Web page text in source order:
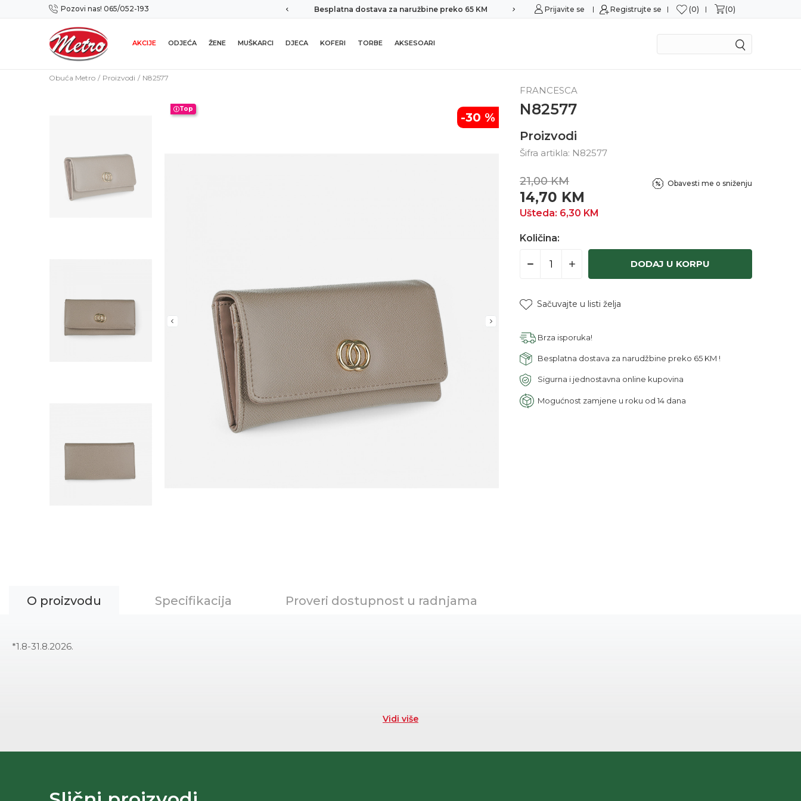
Pozovi nas! 065/052-193
Preuzmi NOVU Metro mobilnu aplikaciju! Besplatna dostava za naružbine preko 65 KM Sigurna kupovina
Prijavite se Registrujte se 0 0
AKCIJE ODJEĆA ŽENE MUŠKARCI DJECA KOFERI TORBE AKSESOARI
Obuća Metro Proizvodi N82577
Top
-30 %
FRANCESCA
N82577
Proizvodi
Šifra artikla: N82577
21,00 KM
14,70 KM
Ušteda: 6,30 KM
Obavesti me o sniženju
Količina:
DODAJ U KORPU
Sačuvajte u listi želja
Brza isporuka!
Besplatna dostava za narudžbine preko 65 KM !
Sigurna i jednostavna online kupovina
Mogućnost zamjene u roku od 14 dana
O proizvodu Specifikacija Proveri dostupnost u radnjama
*1.8-31.8.2026.
Vidi više